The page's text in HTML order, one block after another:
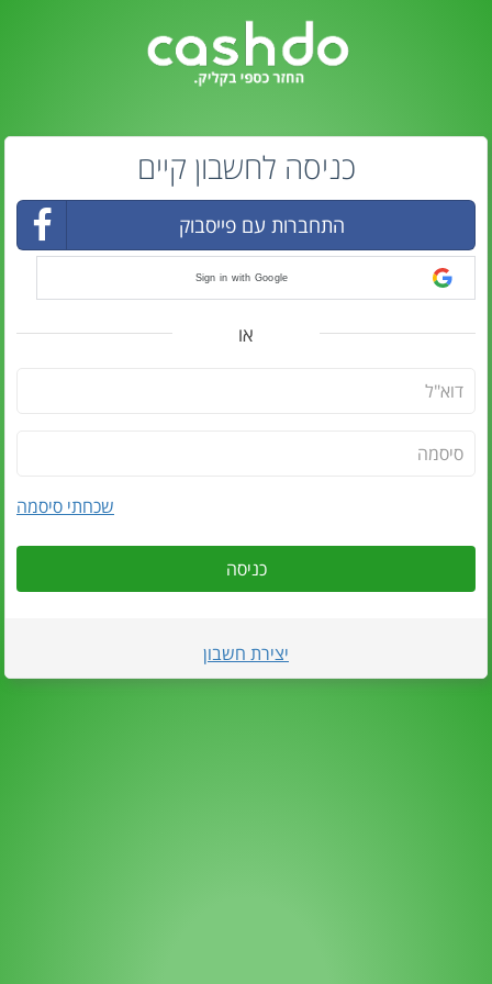
כניסה לחשבון קיים
התחברות עם פייסבוק
Sign in with Google
או
שכחתי סיסמה
כניסה
יצירת חשבון